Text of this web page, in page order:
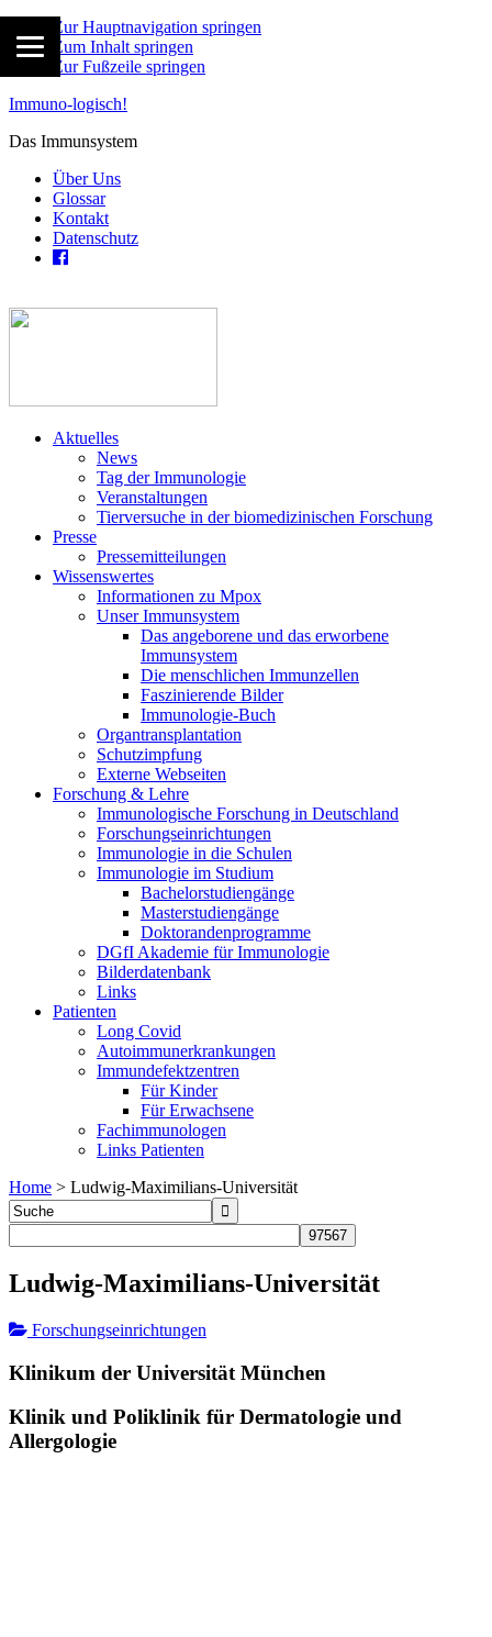
Zur Hauptnavigation springen
Zum Inhalt springen
Zur Fußzeile springen
Immuno-logisch!
Das Immunsystem
Über Uns
Glossar
Kontakt
Datenschutz
Aktuelles
News
Tag der Immunologie
Veranstaltungen
Tierversuche in der biomedizinischen Forschung
Presse
Pressemitteilungen
Wissenswertes
Informationen zu Mpox
Unser Immunsystem
Das angeborene und das erworbene
Immunsystem
Die menschlichen Immunzellen
Faszinierende Bilder
Immunologie-Buch
Organtransplantation
Schutzimpfung
Externe Webseiten
Forschung & Lehre
Immunologische Forschung in Deutschland
Forschungseinrichtungen
Immunologie in die Schulen
Immunologie im Studium
Bachelorstudiengänge
Masterstudiengänge
Doktorandenprogramme
DGfI Akademie für Immunologie
Bilderdatenbank
Links
Patienten
Long Covid
Autoimmunerkrankungen
Immundefektzentren
Für Kinder
Für Erwachsene
Fachimmunologen
Links Patienten
Home > Ludwig-Maximilians-Universität
Ludwig-Maximilians-Universität
Forschungseinrichtungen
Klinikum der Universität München
Klinik und Poliklinik für Dermatologie und
Allergologie